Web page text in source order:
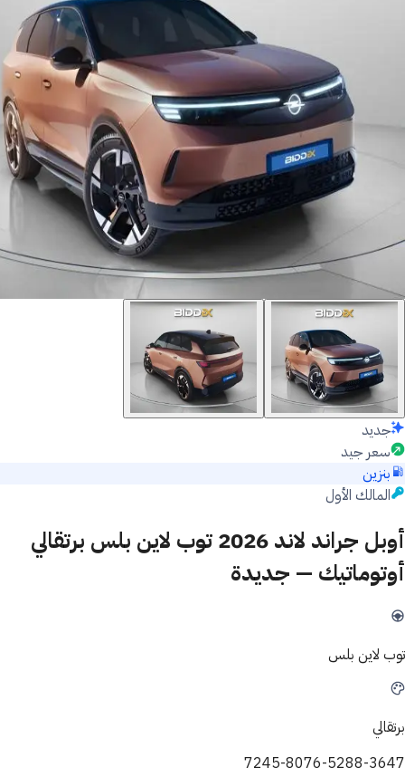
جديد
سعر جيد
بنزين
المالك الأول
أوبل جراند لاند 2026 توب لاين بلس برتقالي
أوتوماتيك — جديدة
توب لاين بلس
برتقالي
7245-8076-5288-3647